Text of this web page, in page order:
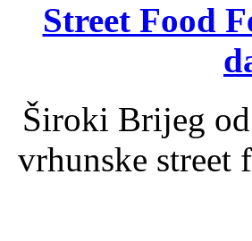
Street Food
Široki Brijeg
vrhunske street